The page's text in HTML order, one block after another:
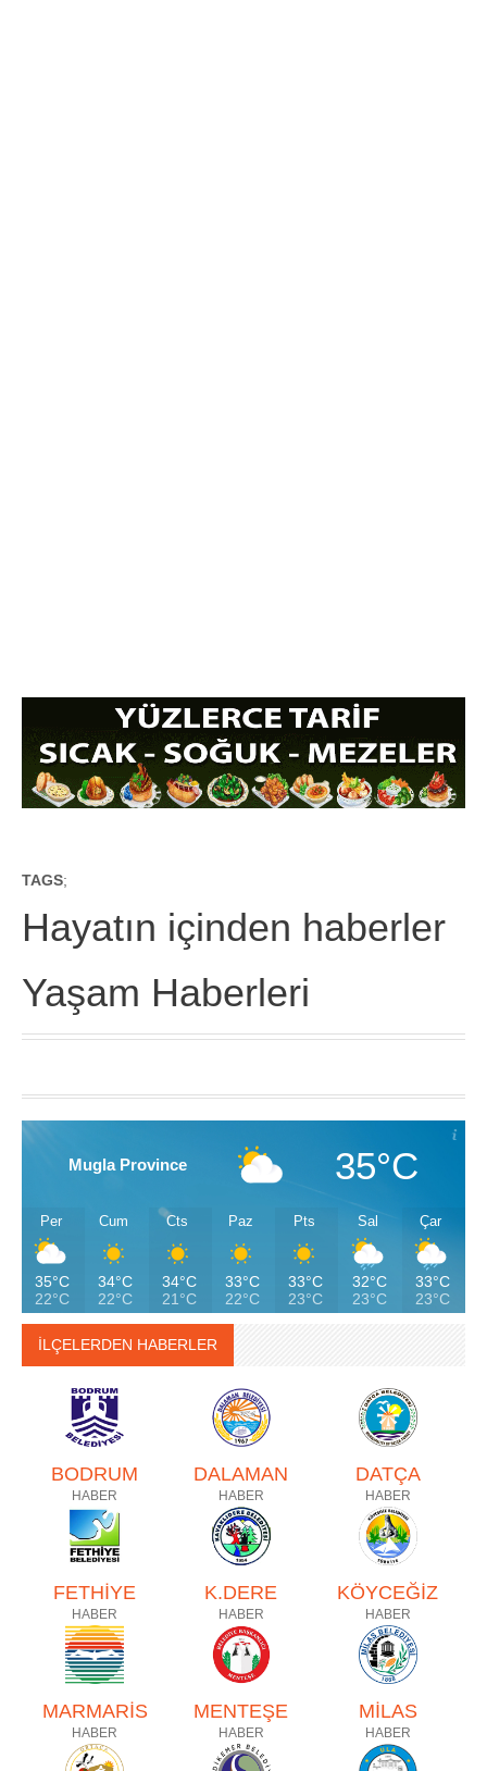
TAGS;
Hayatın içinden haberler
Yaşam Haberleri
Mugla Province 35°C
Per
35°C
22°C
Cum
34°C
22°C
Cts
34°C
21°C
Paz
33°C
22°C
Pts
33°C
23°C
Sal
32°C
23°C
Çar
33°C
23°C
İLÇELERDEN HABERLER
BODRUM
HABER
DALAMAN
HABER
DATÇA
HABER
FETHİYE
HABER
K.DERE
HABER
KÖYCEĞİZ
HABER
MARMARİS
HABER
MENTEŞE
HABER
MİLAS
HABER